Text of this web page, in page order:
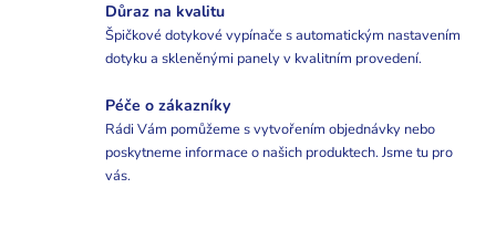
Důraz na kvalitu
Špičkové dotykové vypínače s automatickým nastavením
dotyku a skleněnými panely v kvalitním provedení.
Péče o zákazníky
Rádi Vám pomůžeme s vytvořením objednávky nebo
poskytneme informace o našich produktech. Jsme tu pro
vás.